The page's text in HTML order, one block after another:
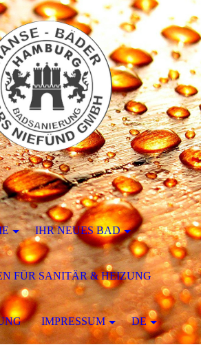
IHR NEUES BAD
FÜR SANITÄR & HEIZUNG
IMPRESSUM DE